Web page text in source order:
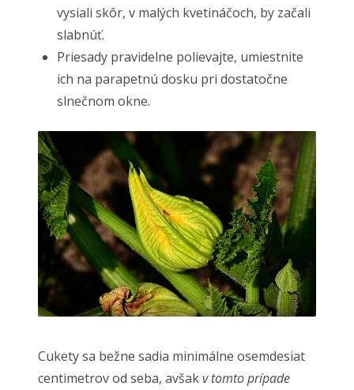
vysiali skôr, v malých kvetináčoch, by začali
slabnúť.
Priesady pravidelne polievajte, umiestnite
ich na parapetnú dosku pri dostatočne
slnečnom okne.
Cukety sa bežne sadia minimálne osemdesiat
centimetrov od seba, avšakv tomto prípade